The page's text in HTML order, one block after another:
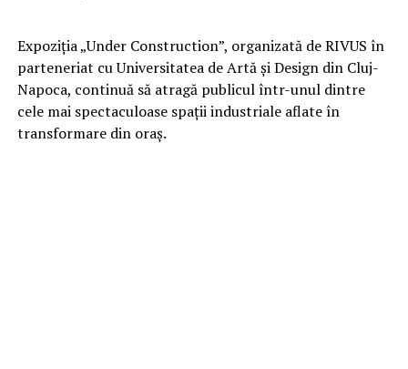
Expoziția „Under Construction”, organizată de RIVUS în
parteneriat cu Universitatea de Artă și Design din Cluj-
Napoca, continuă să atragă publicul într-unul dintre
cele mai spectaculoase spații industriale aflate în
transformare din oraș.